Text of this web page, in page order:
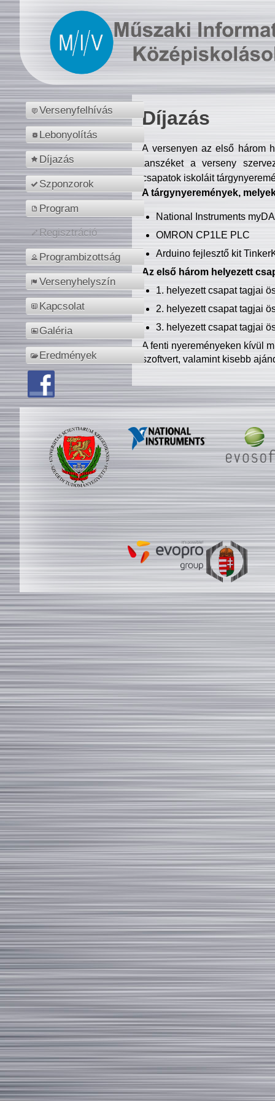
Versenyfelhívás
Lebonyolítás
Díjazás
Szponzorok
Program
Regisztráció
Programbizottság
Versenyhelyszín
Kapcsolat
Galéria
Eredmények
Díjazás
A versenyen az első három
tanszéket a verseny
csapatok iskoláit
A tárgynyeremények,
National Instruments
OMRON CP1LE PLC
Arduino fejlesztő kit
Az első három helyezett
1. helyezett csapat tagjai
2. helyezett csapat tagjai
3. helyezett csapat tagjai
A fenti nyereményeken kívül
szoftvert, valamint kisebb